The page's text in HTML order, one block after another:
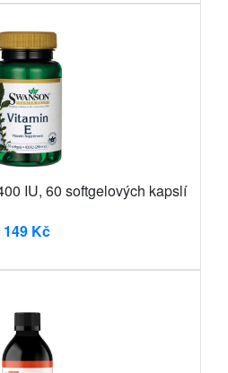
IU, 60 softgelových kapslí
149 Kč